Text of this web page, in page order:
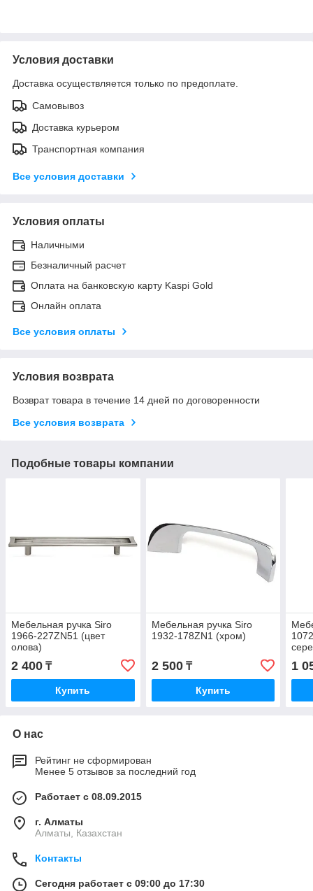
Условия доставки
Доставка осуществляется только по предоплате.
Самовывоз
Доставка курьером
Транспортная компания
Все условия доставки
Условия оплаты
Наличными
Безналичный расчет
Оплата на банковскую карту Kaspi Gold
Онлайн оплата
Все условия оплаты
Условия возврата
Возврат товара в течение 14 дней по договоренности
Все условия возврата
Подобные товары компании
Мебельная ручка Siro
1966-227ZN51 (цвет
олова)
2 400 ₸
Купить
Мебельная ручка Siro
1932-178ZN1 (хром)
2 500₸
Купить
1
О нас
Рейтинг не сформирован
Менее 5 отзывов за последний год
Работает с 08.09.2015
г. Алматы
Алматы, Казахстан
Контакты
Сегодня работает с 09:00 до 17:30